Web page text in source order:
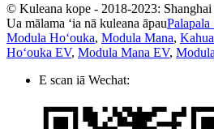
© Kuleana kope - 2018-2023:
Ua mālama ʻia nā kuleana āpauPalapala
Modula Hoʻouka, Modula Mana,
Hoʻouka EV, Modula Mana EV,
E scan iā Wechat: